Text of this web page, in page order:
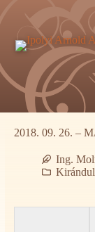
tartalomra
2018. 09. 26. –
Ing.